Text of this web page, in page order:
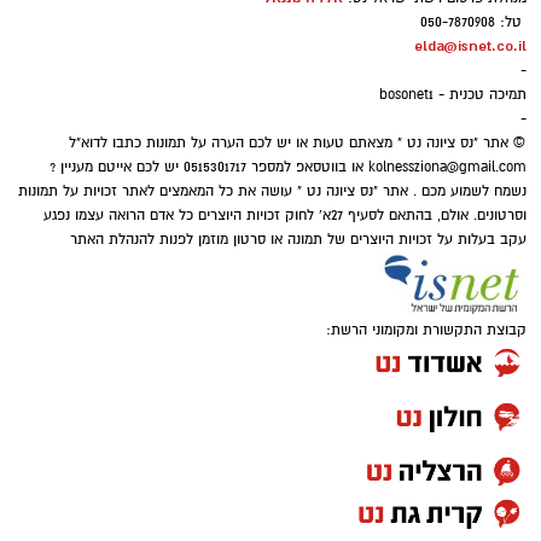
מערכת היחסים מקבלת טיפול דרך עולם השלטון
והמשרדים הממשלתיים. התוצאה שנונה, משעשעת
להרגיש כמו קואליציה – עם לא מעט משברים
בדרך.
"מחכים למשיח" – שלום חנוך היהלום שבכתר
יש שירים שמדברים על תקופה מסוימת, ויש שירים
שגורמים לנו לשאול אם באמת משהו השתנה.
"מחכים למשיח" של שלום חנוך הפך לסמל של
ביקורת על המצב הכלכלי והחברתי ועל תחושת
המשבר. גם היום, כשמדברים על יוקר המחיה ועל
הפערים בחברה, השיר מצליח להישמע רלוונטי
באופן קצת יותר מדי משכנע.
ללימוד מעמיק של מאות קלסרים ודיסקים של
חומרי חקירה.
בדבריו הוא מטיח ביקורת קשה בהתנהלות
המשטרה, הפרקליטות ומערכת המשפט, וטוען כי
התעלמו מראיות מרכזיות – ובהן עקבות נעל זרות
שאינן שייכות לזדורוב ושחזור לקוי שלא תאם את
טל: 050-7870908
elda@isnet.co.il
-
תמיכה טכנית - bosonet1
-
© אתר "נס ציונה נט " מצאתם טעות או יש לכם הערה על תמונות כתבו לדוא"ל
kolnessziona@gmail.com
או בווטסאפ למספר 0515301717 יש לכם אייטם מעניין ?
נשמח לשמוע מכם . אתר "נס ציונה נט " עושה את כל המאמצים לאתר זכויות על תמונות
וסרטונים. אולם, בהתאם לסעיף 27א' לחוק זכויות היוצרים כל אדם הרואה עצמו נפגע
עקב בעלות על זכויות היוצרים של תמונה או סרטון מוזמן לפנות להנהלת האתר
קבוצת התקשורת ומקומוני הרשת: